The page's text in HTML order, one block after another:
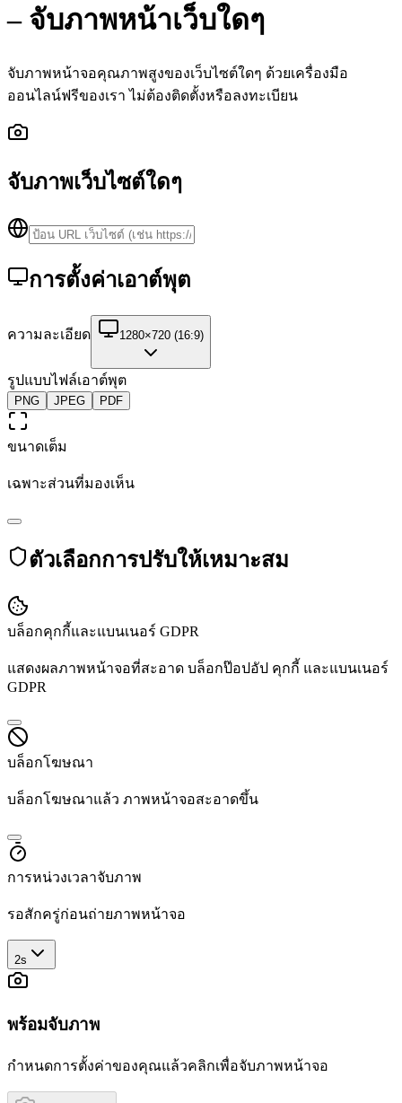
– จับภาพหน้าเว็บใดๆ
จับภาพหน้าจอคุณภาพสูงของเว็บไซต์ใดๆ ด้วยเครื่องมือ
ออนไลน์ฟรีของเรา ไม่ต้องติดตั้งหรือลงทะเบียน
จับภาพเว็บไซต์ใดๆ
การตั้งค่าเอาต์พุต
ความละเอียด 1280×720 (16:9)
รูปแบบไฟล์เอาต์พุต
PNG JPEG PDF
ขนาดเต็ม
เฉพาะส่วนที่มองเห็น
ตัวเลือกการปรับให้เหมาะสม
บล็อกคุกกี้และแบนเนอร์ GDPR
แสดงผลภาพหน้าจอที่สะอาด บล็อกป๊อปอัป คุกกี้ และแบนเนอร์
GDPR
บล็อกโฆษณา
บล็อกโฆษณาแล้ว ภาพหน้าจอสะอาดขึ้น
การหน่วงเวลาจับภาพ
รอสักครู่ก่อนถ่ายภาพหน้าจอ
2s
พร้อมจับภาพ
กำหนดการตั้งค่าของคุณแล้วคลิกเพื่อจับภาพหน้าจอ